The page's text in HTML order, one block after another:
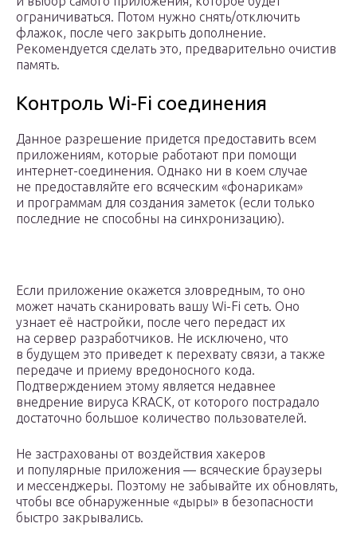
ограничиваться. Потом нужно снять/отключить
флажок, после чего закрыть дополнение.
Рекомендуется сделать это, предварительно очистив
память.
Контроль Wi-Fi соединения
Данное разрешение придется предоставить всем
приложениям, которые работают при помощи
интернет-соединения. Однако ни в коем случае
не предоставляйте его всяческим «фонарикам»
и программам для создания заметок (если только
последние не способны на синхронизацию).
Если приложение окажется зловредным, то оно
может начать сканировать вашу Wi-Fi сеть. Оно
узнает её настройки, после чего передаст их
на сервер разработчиков. Не исключено, что
в будущем это приведет к перехвату связи, а также
передаче и приему вредоносного кода.
Подтверждением этому является недавнее
внедрение вируса KRACK, от которого пострадало
достаточно большое количество пользователей.
Не застрахованы от воздействия хакеров
и популярные приложения — всяческие браузеры
и мессенджеры. Поэтому не забывайте их обновлять,
чтобы все обнаруженные «дыры» в безопасности
быстро закрывались.